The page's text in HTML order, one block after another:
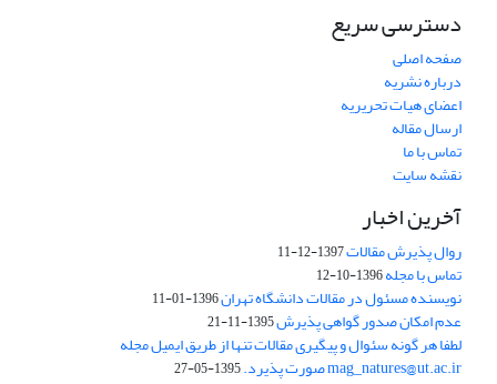
دسترسی سریع
صفحه اصلی
درباره نشریه
اعضای هیات تحریریه
ارسال مقاله
تماس با ما
نقشه سایت
آخرین اخبار
روال پذیرش مقالات1397-12-11
تماس با مجله1396-10-12
نویسنده مسئول در مقالات دانشگاه تهران1396-01-11
عدم امکان صدور گواهی پذیرش1395-11-21
لطفا هر گونه سئوال و پیگیری مقالات تنها از طریق ایمیل مجله
mag_natures@ut.ac.ir صورت پذیرد. 1395-05-27